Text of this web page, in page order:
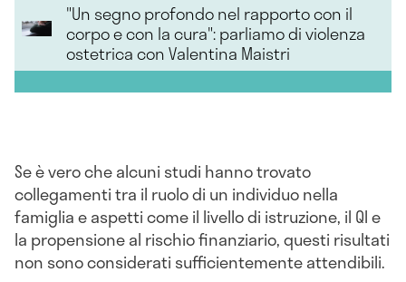
"Un segno profondo nel rapporto con il
corpo e con la cura": parliamo di violenza
ostetrica con Valentina Maistri
Se è vero che alcuni studi hanno trovato
collegamenti tra il ruolo di un individuo nella
famiglia e aspetti come il livello di istruzione, il QI e
la propensione al rischio finanziario, questi risultati
non sono considerati sufficientemente attendibili.